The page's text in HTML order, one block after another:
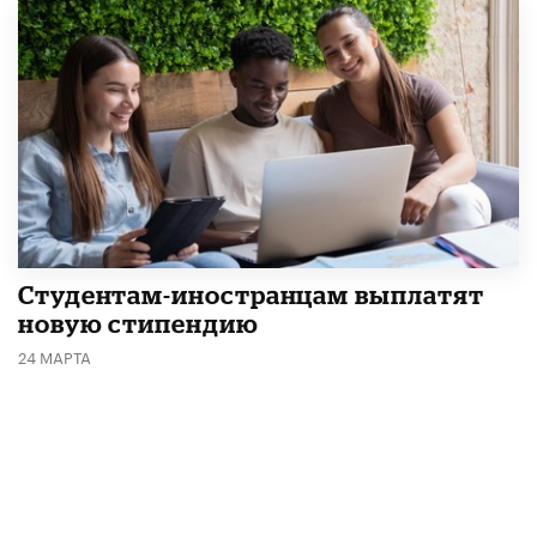
Студентам-иностранцам выплатят
новую стипендию
24 МАРТА